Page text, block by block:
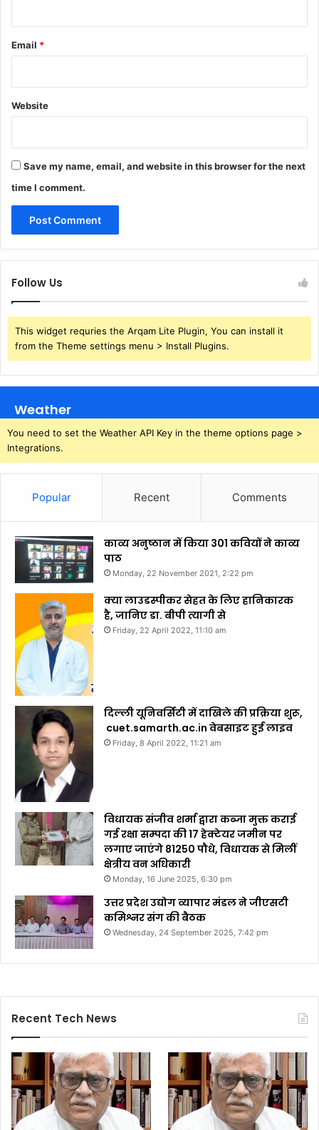
Email *
Website
Save my name, email, and website in this browser for the next
time I comment.
Follow Us
This widget requries the Arqam Lite Plugin, You can install it
from the Theme settings menu > Install Plugins.
Weather
You need to set the Weather API Key in the theme options page >
Integrations.
Popular Recent Comments
काव्य अनुष्ठान में किया 301 कवियों ने काव्य
पाठ
Monday, 22 November 2021, 2:22 pm
क्या लाउडस्पीकर सेहत के लिए हानिकारक
है, जानिए डा. बीपी त्यागी से
Friday, 22 April 2022, 11:10 am
दिल्ली यूनिवर्सिटी में दाखिले की प्रक्रिया शुरू,
cuet.samarth.ac.in वेबसाइट हुई लाइव
Friday, 8 April 2022, 11:21 am
विधायक संजीव शर्मा द्वारा कब्जा मुक्त कराई
गई रक्षा सम्पदा की 17 हेक्टेयर जमीन पर
लगाए जाएंगे 81250 पौधे, विधायक से मिलीं
क्षेत्रीय वन अधिकारी
Monday, 16 June 2025, 6:30 pm
उत्तर प्रदेश उद्योग व्यापार मंडल ने जीएसटी
कमिश्नर संग की बैठक
Wednesday, 24 September 2025, 7:42 pm
Recent Tech News